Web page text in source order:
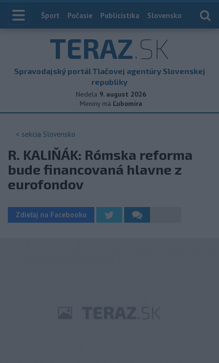
Index
Šport Počasie Publicistika Slovensko
TERAZ.SK
Spravodajský portál Tlačovej agentúry Slovenskej
republiky
Nedela 9. august 2026
Meniny má Ľubomíra
< sekcia Slovensko
R. KALIŇÁK: Rómska reforma
bude financovaná hlavne z
eurofondov
Zdieľaj na Facebooku